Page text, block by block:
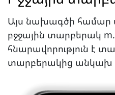
Այս նախագծի համար
բջջային տարբերակ
հնարավորություն է
տարբերակից անկախ